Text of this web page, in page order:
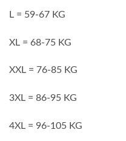
L = 59-67 KG
XL = 68-75 KG
XXL = 76-85 KG
3XL = 86-95 KG
4XL = 96-105 KG